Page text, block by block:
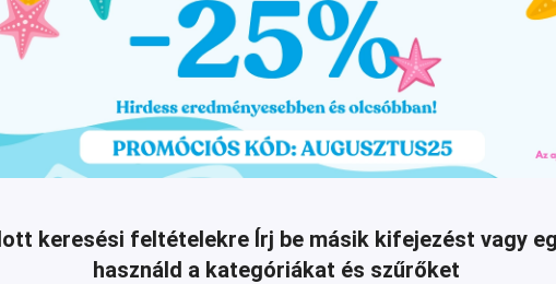
keresési feltételekre Írj be másik kifejezést vagy
használd a kategóriákat és szűrőket